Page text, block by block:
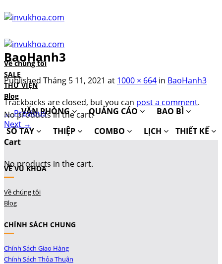
to
Về chúng tôi
SALE
THƯ VIỆN
Blog
No products in the cart.
VĂN PHÒNG QUẢNG CÁO
BAO BÌ
SỔ TAY
THIỆP COMBO LỊCH
THIẾT KẾ
Cart
No products in the cart.
BaoHanh3
Published Tháng 5 11, 2021 at 1000 × 664 in BaoHanh3
Trackbacks are closed, but you can post a comment.
←Previous
Next →
VỀ VŨ KHOA
Về chúng tôi
Blog
CHÍNH SÁCH CHUNG
Chính Sách Giao Hàng
Chính Sách Thỏa Thuận